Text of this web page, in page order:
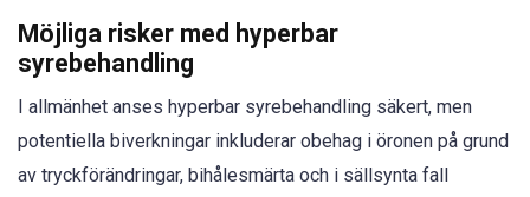
Möjliga risker med hyperbar
syrebehandling
I allmänhet anses hyperbar syrebehandling säkert, men
potentiella biverkningar inkluderar obehag i öronen på grund
av tryckförändringar, bihålesmärta och i sällsynta fall